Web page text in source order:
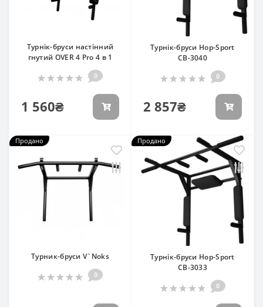
Турнік-бруси настінний
гнутий OVER 4 Pro 4 в 1
0
1 560₴
Турнік-бруси Hop-Sport
СВ-3040
0
2 857₴
Продано
Турник-бруси V`Noks
0
Продано
Турнік-бруси Hop-Sport
СВ-3033
0